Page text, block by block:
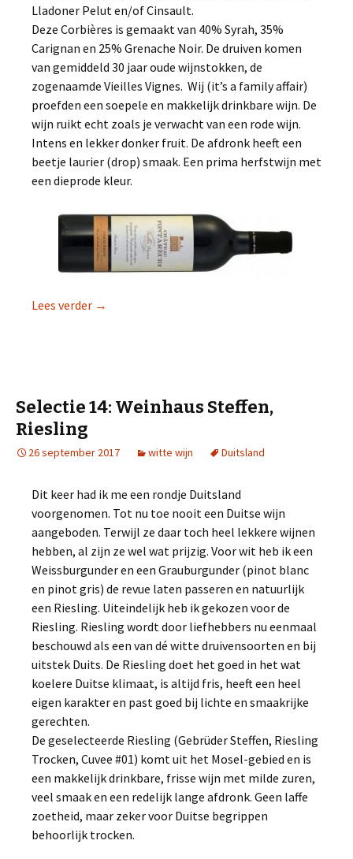
Lladoner Pelut en/of Cinsault.
Deze Corbières is gemaakt van 40% Syrah, 35%
Carignan en 25% Grenache Noir. De druiven komen
van gemiddeld 30 jaar oude wijnstokken, de
zogenaamde Vieilles Vignes. Wij (it’s a family affair)
proefden een soepele en makkelijk drinkbare wijn. De
wijn ruikt echt zoals je verwacht van een rode wijn.
Intens en lekker donker fruit. De afdronk heeft een
beetje laurier (drop) smaak. Een prima herfstwijn met
een dieprode kleur.
Lees verder Selectie 15: Corbières
→
Selectie 14: Weinhaus Steffen,
Riesling
26 september 2017 witte wijn Duitsland
Dit keer had ik me een rondje Duitsland
voorgenomen. Tot nu toe nooit een Duitse wijn
aangeboden. Terwijl ze daar toch heel lekkere wijnen
hebben, al zijn ze wel wat prijzig. Voor wit heb ik een
Weissburgunder en een Grauburgunder (pinot blanc
en pinot gris) de revue laten passeren en natuurlijk
een Riesling. Uiteindelijk heb ik gekozen voor de
Riesling. Riesling wordt door liefhebbers nu eenmaal
beschouwd als een van dé witte druivensoorten en bij
uitstek Duits. De Riesling doet het goed in het wat
koelere Duitse klimaat, is altijd fris, heeft een heel
eigen karakter en past goed bij lichte en smaakrijke
gerechten.
De geselecteerde Riesling (Gebrüder Steffen, Riesling
Trocken, Cuvee #01) komt uit het Mosel-gebied en is
een makkelijk drinkbare, frisse wijn met milde zuren,
veel smaak en een redelijk lange afdronk. Geen laffe
zoetheid, maar zeker voor Duitse begrippen
behoorlijk trocken.